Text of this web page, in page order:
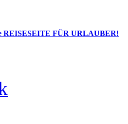
REISESEITE FÜR URLAUBER!